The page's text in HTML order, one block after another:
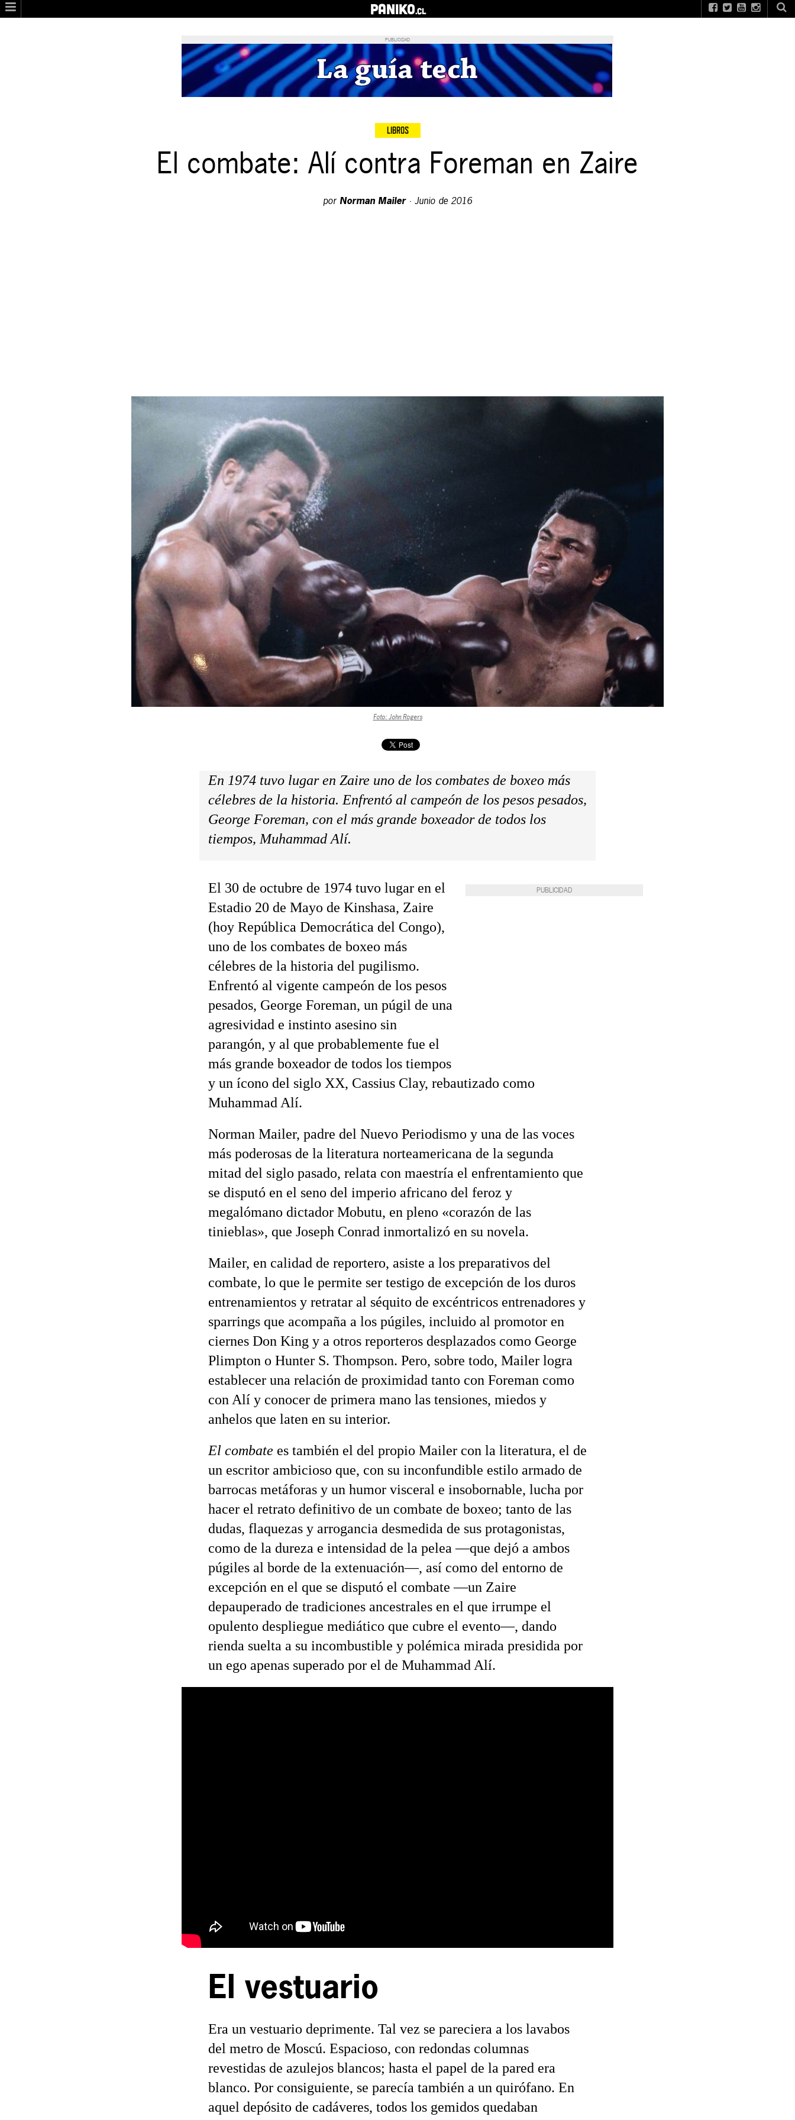
PANIKO.cl
PUBLICIDAD
LIBROS
El combate: Alí contra Foreman en Zaire
por Norman Mailer· Junio de 2016
Foto: John Rogers
En 1974 tuvo lugar en Zaire uno de los combates de boxeo más
célebres de la historia. Enfrentó al campeón de los pesos pesados,
George Foreman, con el más grande boxeador de todos los
tiempos, Muhammad Alí.
PUBLICIDAD
El 30 de octubre de 1974 tuvo lugar en el
Estadio 20 de Mayo de Kinshasa, Zaire
(hoy República Democrática del Congo),
uno de los combates de boxeo más
célebres de la historia del pugilismo.
Enfrentó al vigente campeón de los pesos
pesados, George Foreman, un púgil de una
agresividad e instinto asesino sin
parangón, y al que probablemente fue el
más grande boxeador de todos los tiempos
y un ícono del siglo XX, Cassius Clay, rebautizado como
Muhammad Alí.
Norman Mailer, padre del Nuevo Periodismo y una de las voces
más poderosas de la literatura norteamericana de la segunda
mitad del siglo pasado, relata con maestría el enfrentamiento que
se disputó en el seno del imperio africano del feroz y
megalómano dictador Mobutu, en pleno «corazón de las
tinieblas», que Joseph Conrad inmortalizó en su novela.
Mailer, en calidad de reportero, asiste a los preparativos del
combate, lo que le permite ser testigo de excepción de los duros
entrenamientos y retratar al séquito de excéntricos entrenadores y
sparrings que acompaña a los púgiles, incluido al promotor en
ciernes Don King y a otros reporteros desplazados como George
Plimpton o Hunter S. Thompson. Pero, sobre todo, Mailer logra
establecer una relación de proximidad tanto con Foreman como
con Alí y conocer de primera mano las tensiones, miedos y
anhelos que laten en su interior.
El combate es también el del propio Mailer con la literatura, el de
un escritor ambicioso que, con su inconfundible estilo armado de
barrocas metáforas y un humor visceral e insobornable, lucha por
hacer el retrato definitivo de un combate de boxeo; tanto de las
dudas, flaquezas y arrogancia desmedida de sus protagonistas,
como de la dureza e intensidad de la pelea —que dejó a ambos
púgiles al borde de la extenuación—, así como del entorno de
excepción en el que se disputó el combate —un Zaire
depauperado de tradiciones ancestrales en el que irrumpe el
opulento despliegue mediático que cubre el evento—, dando
rienda suelta a su incombustible y polémica mirada presidida por
un ego apenas superado por el de Muhammad Alí.
El vestuario
Era un vestuario deprimente. Tal vez se pareciera a los lavabos
del metro de Moscú. Espacioso, con redondas columnas
revestidas de azulejos blancos; hasta el papel de la pared era
blanco. Por consiguiente, se parecía también a un quirófano. En
aquel depósito de cadáveres, todos los gemidos quedaban